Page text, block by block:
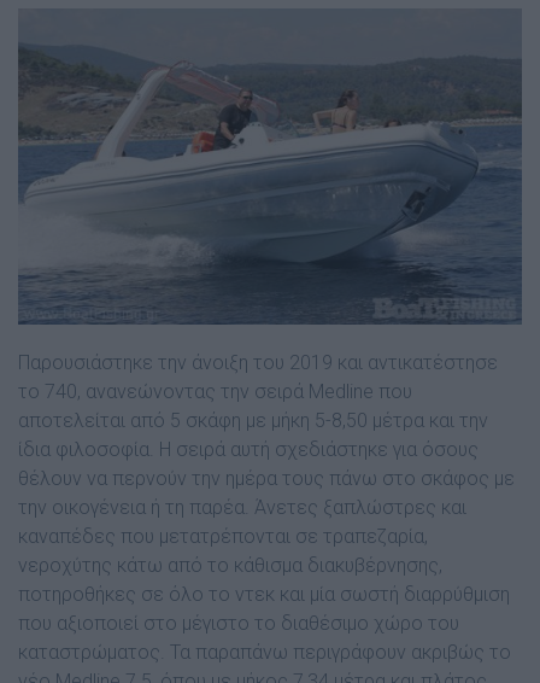
Παρουσιάστηκε την άνοιξη του 2019 και αντικατέστησε
το 740, ανανεώνοντας την σειρά Medline που
αποτελείται από 5 σκάφη µε µήκη 5-8,50 µέτρα και την
ίδια φιλοσοφία. Η σειρά αυτή σχεδιάστηκε για όσους
θέλουν να περνούν την ηµέρα τους πάνω στο σκάφος µε
την οικογένεια ή τη παρέα. Άνετες ξαπλώστρες και
καναπέδες που µετατρέπονται σε τραπεζαρία,
νεροχύτης κάτω από το κάθισµα διακυβέρνησης,
ποτηροθήκες σε όλο το ντεκ και µία σωστή διαρρύθµιση
που αξιοποιεί στο µέγιστο το διαθέσιµο χώρο του
καταστρώµατος. Τα παραπάνω περιγράφουν ακριβώς το